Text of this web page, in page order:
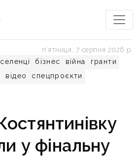
бізнес війна
гранти
відео спецпроєкти
пʼятниця, 7 серпня 2026 р.
у фінальну